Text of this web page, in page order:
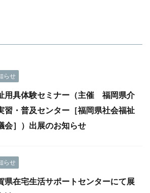
らせ
用具体験セミナー（主催 福岡県介
習・普及センター［福岡県社会福祉
会］）出展のお知らせ
らせ
県在宅生活サポートセンターにて展